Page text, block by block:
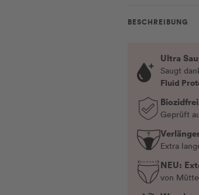
BESCHREIBUNG
Ultra
Saugt
Fluid
Geprüft
Extra
NEU:
von